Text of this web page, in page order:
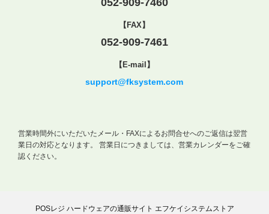
【FAX】
052-909-7461
【E-mail】
support@fksystem.com
営業時間外にいただいたメール・FAXによるお問合せへのご返信は翌営
業日の対応となります。
営業日につきましては、営業カレンダーをご確
認ください。
POSレジ ハードウェアの通販サイト エフケイシステムストア